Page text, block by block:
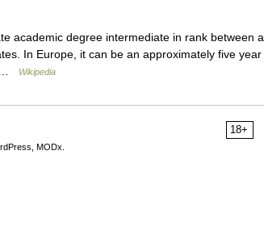
academic degree intermediate in rank between a
In Europe, it can be an approximately five year
…
Wikipedia
18+
MODx.